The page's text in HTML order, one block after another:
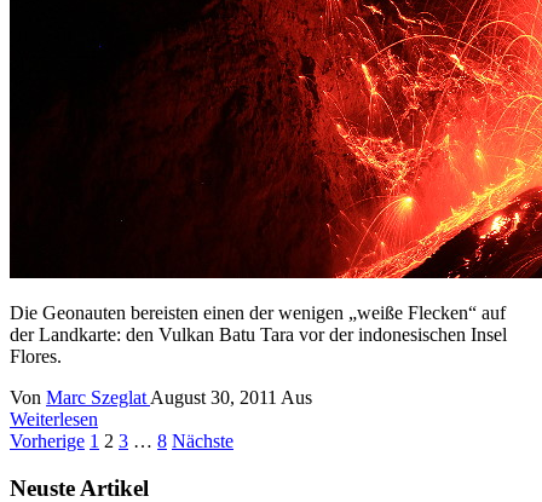
Die Geonauten bereisten einen der wenigen „weiße Flecken“ auf
der Landkarte: den Vulkan Batu Tara vor der indonesischen Insel
Flores.
Von Marc Szeglat August 30, 2011 Aus
Weiterlesen
Seitennummerierung
der
Vorherige 1 2 3 … 8 Nächste
Neuste Artikel